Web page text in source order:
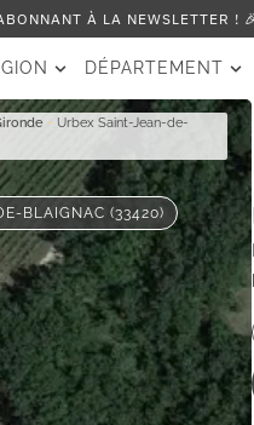
À LA NEWSLETTER !
DÉPARTEMENT
- Urbex Saint-Jean-de-
BLAIGNAC (33420)